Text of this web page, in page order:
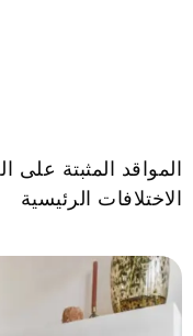
المواقد المثبتة على
الاختلافات الرئيسية